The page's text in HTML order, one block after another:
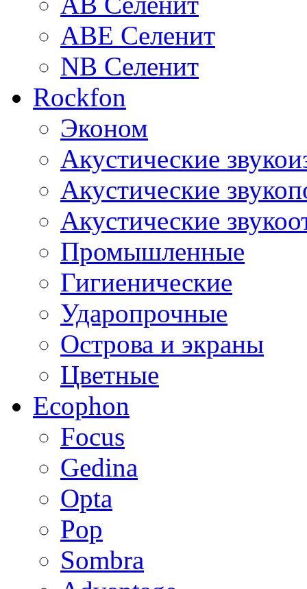
ABE Селенит
NB Селенит
Rockfon
Эконом
Акустические
Акустические
Акустические
Промышленные
Гигиенические
Ударопрочные
Острова и экраны
Цветные
Ecophon
Focus
Gedina
Opta
Pop
Sombra